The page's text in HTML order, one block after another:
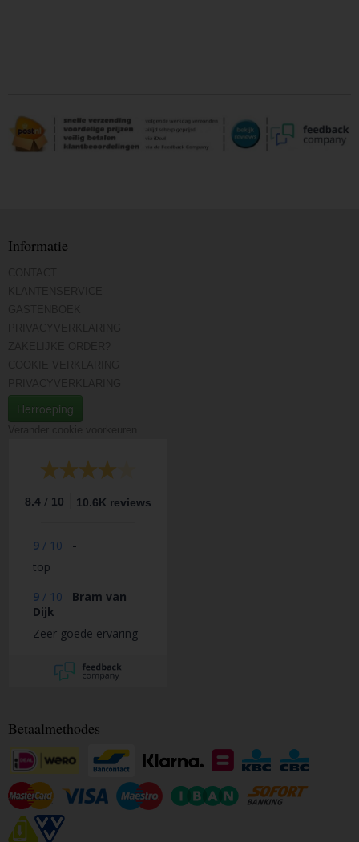
Informatie
Herroeping
8.4 / 10 10.6K reviews
9 / 10
-
top
9 / 10
Bram van
Dijk
Zeer goede ervaring
Betaalmethodes